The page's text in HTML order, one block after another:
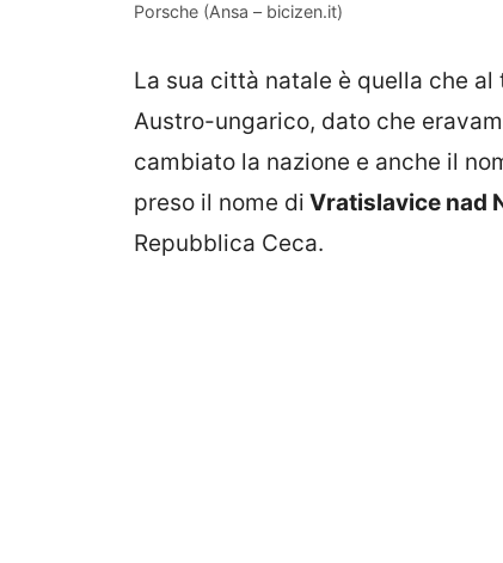
Porsche (Ansa – bicizen.it)
La sua città natale è quella che
Austro-ungarico, dato che
cambiato la nazione e anche il
preso il nome di Vratislavice nad
Repubblica Ceca.